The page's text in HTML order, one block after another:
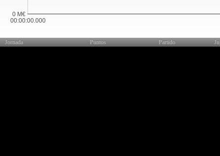
00:00:00.000
0 M€
Jornada Puntos Partido